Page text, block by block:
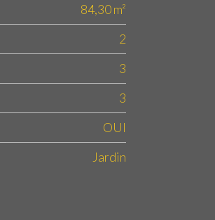
84,30 m²
2
3
3
OUI
Jardin